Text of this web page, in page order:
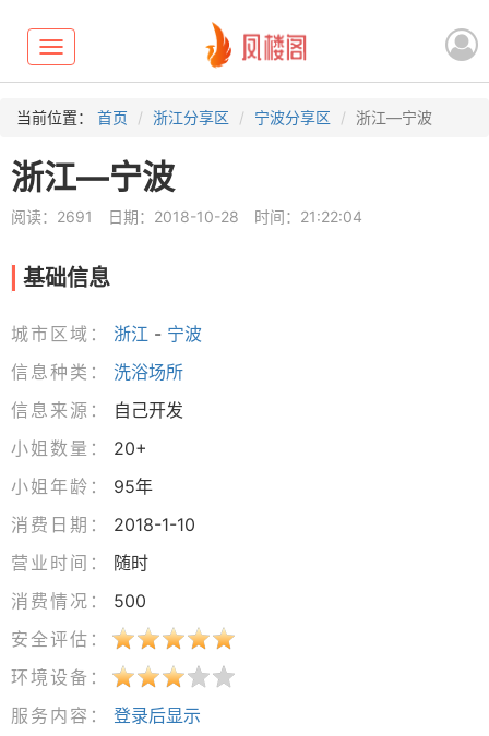
Toggle
navigation
当前位置： 首页 浙江分享区 宁波分享区 浙江—宁波
浙江—宁波
阅读：2691 日期：2018-10-28 时间：21:22:04
基础信息
城市区域： 浙江 - 宁波
信息种类：
洗浴场所
信息来源：
自己开发
小姐数量：
20+
小姐年龄：
95年
消费日期：
2018-1-10
营业时间：
随时
消费情况：
500
安全评估：
环境设备：
服务内容：
登录后显示